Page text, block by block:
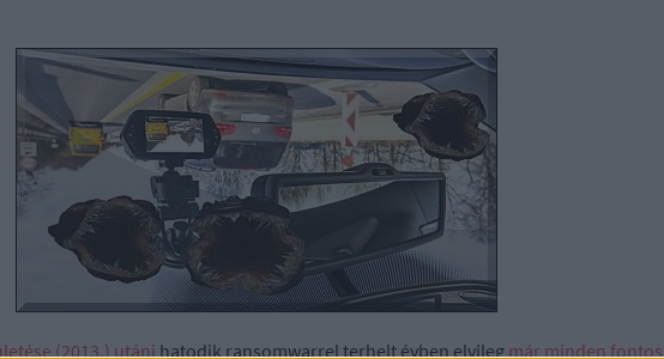
(2013.) utánihatodik ransomwarrel terhelt évben elvilegmár minden fontos